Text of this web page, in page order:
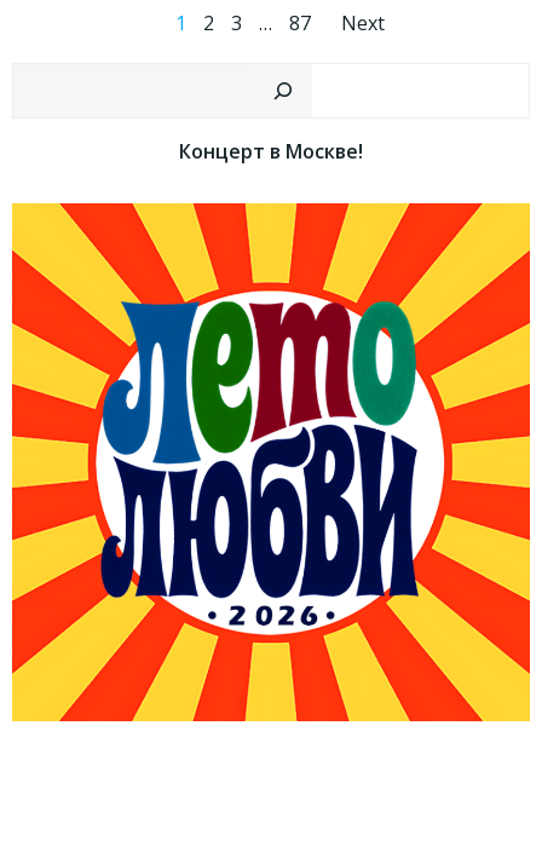
Навигация
записям
Страница
1 Страница
2 Страница
3 … Страница
87
записям
Next
Концерт в Москве!